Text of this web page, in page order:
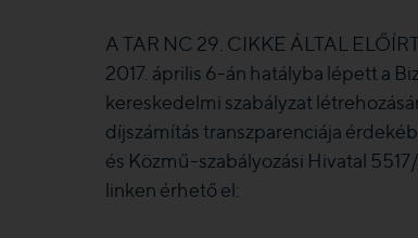
A TAR NC 29. CIKKE ÁLTAL
2017. április 6-án hatályba lépett a
kereskedelmi szabályzat
díjszámítás transzparenciája
és Közmű-szabályozási Hivatal
linken érhető el: